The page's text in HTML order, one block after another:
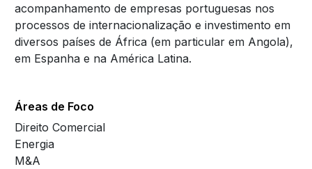
acompanhamento de empresas portuguesas nos
processos de internacionalização e investimento em
diversos países de África (em particular em Angola),
em Espanha e na América Latina.
Áreas de Foco
Direito Comercial
Energia
M&A